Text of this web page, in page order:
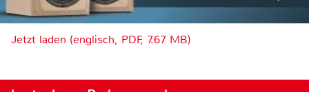
Jetzt laden (englisch, PDF, 7.67 MB)